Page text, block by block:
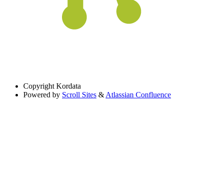
Copyright Kordata
Powered by Scroll Sites & Atlassian Confluence